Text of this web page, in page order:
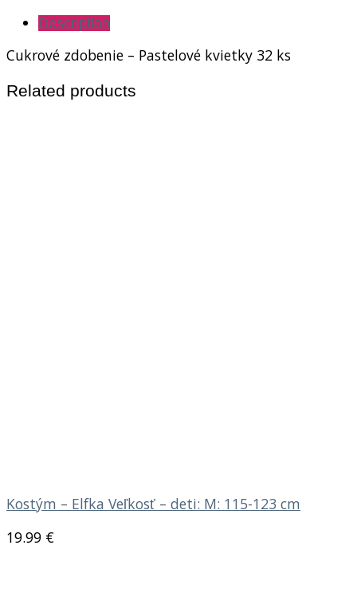
Description
Cukrové zdobenie – Pastelové kvietky 32 ks
Related products
Kostým – Elfka Veľkosť – deti: M: 115-123 cm
19.99 €